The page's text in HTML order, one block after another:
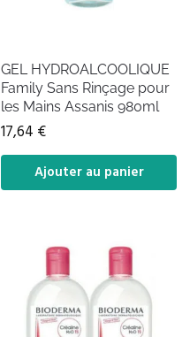
GEL HYDROALCOOLIQUE
Family Sans Rinçage pour
les Mains Assanis 980ml
17,64 €
Ajouter au panier